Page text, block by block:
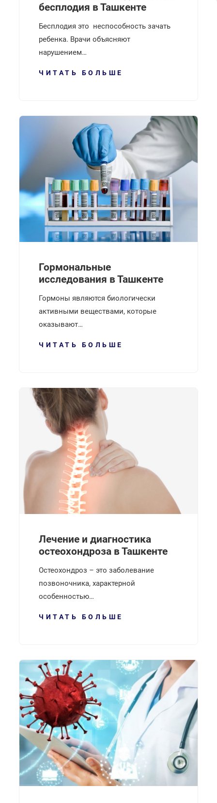
бесплодия в Ташкенте
Бесплодия это неспособность зачать
ребенка. Врачи объясняют
нарушением…
ЧИТАТЬ БОЛЬШЕ
Гормональные
исследования в Ташкенте
Гормоны являются биологически
активными веществами, которые
оказывают…
ЧИТАТЬ БОЛЬШЕ
Лечение и диагностика
остеохондроза в Ташкенте
Остеохондроз – это заболевание
позвоночника, характерной
особенностью…
ЧИТАТЬ БОЛЬШЕ